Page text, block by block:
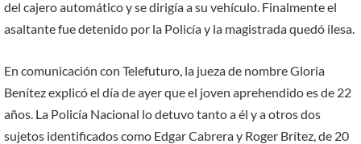
del cajero automático y se dirigía a su vehículo. Finalmente el
asaltante fue detenido por la Policía y la magistrada quedó ilesa.
En comunicación con Telefuturo, la jueza de nombre Gloria
Benítez explicó el día de ayer que el joven aprehendido es de 22
años. La Policía Nacional lo detuvo tanto a él y a otros dos
sujetos identificados como Edgar Cabrera y Roger Brítez, de 20